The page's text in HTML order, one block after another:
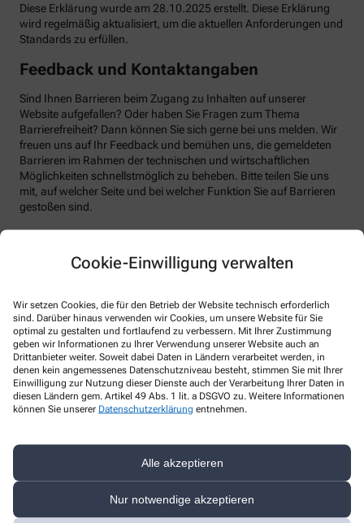
Cookie-Einwilligung verwalten
Wir setzen Cookies, die für den Betrieb der Website technisch erforderlich
sind. Darüber hinaus verwenden wir Cookies, um unsere Website für Sie
optimal zu gestalten und fortlaufend zu verbessern. Mit Ihrer Zustimmung
geben wir Informationen zu Ihrer Verwendung unserer Website auch an
Drittanbieter weiter. Soweit dabei Daten in Ländern verarbeitet werden, in
denen kein angemessenes Datenschutzniveau besteht, stimmen Sie mit Ihrer
Einwilligung zur Nutzung dieser Dienste auch der Verarbeitung Ihrer Daten in
diesen Ländern gem. Artikel 49 Abs. 1 lit. a DSGVO zu. Weitere Informationen
können Sie unserer Datenschutzerklärung entnehmen.
Alle akzeptieren
Nur notwendige akzeptieren
Diese Erklärung wurde am 28.10.2025 erstellt. Diese Erklärung
wird regelmäßig aktualisiert, um die aktuellen Anforderungen und
Standards zu erfüllen.
Feedback und Kontaktangaben
Sind Ihnen Barrieren beim Zugang zu Inhalten auf unserer
Website aufgefallen? Oder haben Sie Fragen zum Thema
Barrierefreiheit? Dann können Sie sich gerne bei uns melden. Wir
freuen uns auf Ihr Feedback und bemühen uns, die gemeldeten
Barrieren im Rahmen der technischen und wirtschaftlichen
Möglichkeiten schnellstmöglich zu beheben. Bitte teilen Sie uns
mit, auf welcher Seite und bei welcher Funktion Sie auf Barrieren
gestoßen sind.
von Ihnen gefundenen Barrieren melden:
Telefon: +49-4193 - 4018
Telefax: +49-4193 - 96 78 68
Postanschrift: Beckersbergstr. 2 24558 Henstedt-Ulzburg
Durchsetzungsverfahren und
Marktüberwachungsbehörde
die zuständige Durchsetzungsstelle wenden. Die
Durchsetzungsstelle unterstützt Sie dabei, ihre Rechte geltend zu
machen. Sie können sich auch an die
Marktüberwachungsbehörde wenden: